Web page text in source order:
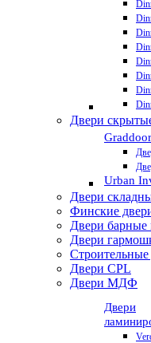
Двери
Graddoor
Urban
Двери
Финские
Двери барные
Двери
Строительные
Двери CРL
Двери МДФ
Двери